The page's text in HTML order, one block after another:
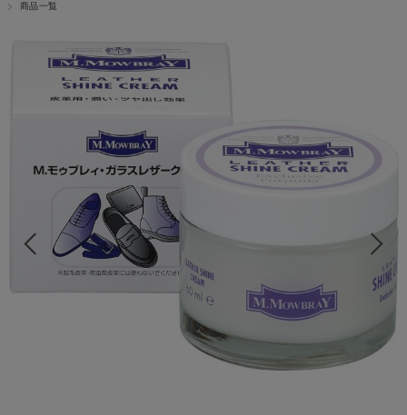
商品一覧